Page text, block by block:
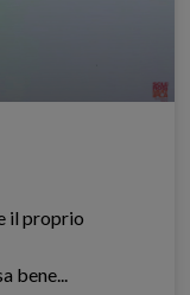
il proprio
bene.​..